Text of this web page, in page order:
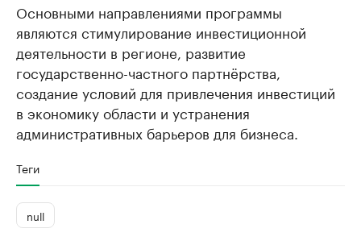
Основными направлениями программы
являются стимулирование инвестиционной
деятельности в регионе, развитие
государственно-частного партнёрства,
создание условий для привлечения инвестиций
в экономику области и устранения
административных барьеров для бизнеса.
Теги
null